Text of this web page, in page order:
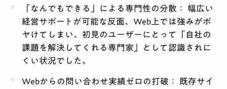
「なんでもできる」による専門性の分散：
幅広い
経営サポートが可能な反面、Web上では強みがボ
ヤけてしまい、初見のユーザーにとって「自社の
課題を解決してくれる専門家」として認識されに
くい状況でした。
Webからの問い合わせ実績ゼロの打破：
既存サイ